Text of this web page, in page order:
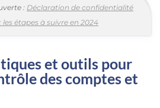
: Déclaration de confidentialité
étapes à suivre en 2024
et outils pour
des comptes et